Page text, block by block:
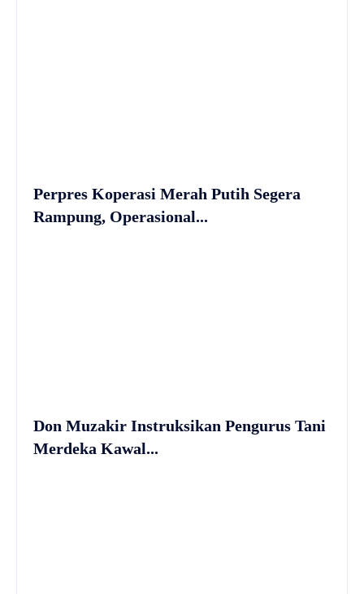
Perpres Koperasi Merah Putih Segera
Rampung, Operasional...
Don Muzakir Instruksikan Pengurus Tani
Merdeka Kawal...